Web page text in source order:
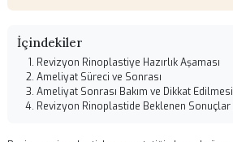
04.07.2026 01:58Genel
Op. Dr. Senan Murat
Kulak Burun Boğaz ve Yüz Estetiği Cerrahisi
Bu içerik bilgilendirme amaçlıdır. Tedavi
danışınız.